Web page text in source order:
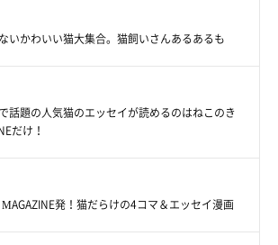
いかわいい猫大集合。猫飼いさんあるあるも
話題の人気猫のエッセイが読めるのはねこのき
だけ！
発！猫だらけの4コマ＆エッセイ漫画